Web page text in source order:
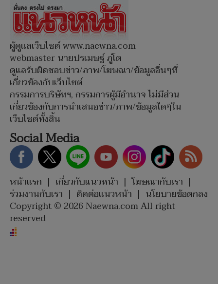
ผู้ดูแลเว็บไซต์ www.naewna.com
webmaster นายปรเมษฐ์ ภู่โต
ดูแลรับผิดชอบข่าว/ภาพ/โฆษณา/ข้อมูลอื่นๆที่
เกี่ยวข้องกับเว็บไซต์
กรรมการบริษัทฯ, กรรมการผู้มีอำนาจ ไม่มีส่วน
เกี่ยวข้องกับการนำเสนอข่าว/ภาพ/ข้อมูลใดๆใน
เว็บไซต์ทั้งสิ้น
Social Media
หน้าแรก | เกี่ยวกับแนวหน้า | โฆษณากับเรา |
ร่วมงานกับเรา | ติดต่อแนวหน้า | นโยบายข้อตกลง
Copyright © 2026 Naewna.com All right
reserved